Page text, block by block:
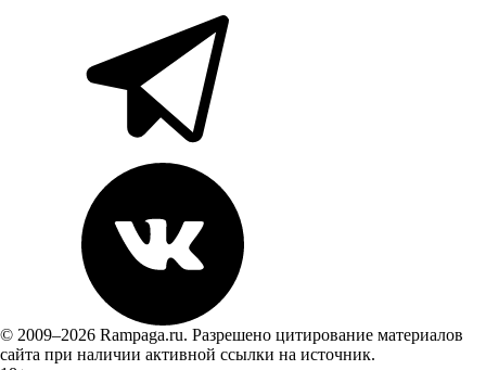
© 2009–2026 Rampaga.ru. Разрешено цитирование материалов
сайта при наличии активной ссылки на источник.